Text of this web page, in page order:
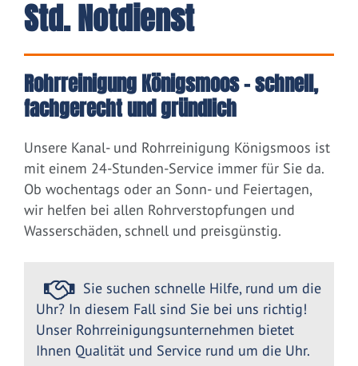
Std. Notdienst
Rohrreinigung Königsmoos – schnell,
fachgerecht und gründlich
Unsere Kanal- und Rohrreinigung Königsmoos ist
mit einem 24-Stunden-Service immer für Sie da.
Ob wochentags oder an Sonn- und Feiertagen,
wir helfen bei allen Rohrverstopfungen und
Wasserschäden, schnell und preisgünstig.
Sie suchen schnelle Hilfe, rund um die
Uhr? In diesem Fall sind Sie bei uns richtig!
Unser Rohrreinigungsunternehmen bietet
Ihnen Qualität und Service rund um die Uhr.